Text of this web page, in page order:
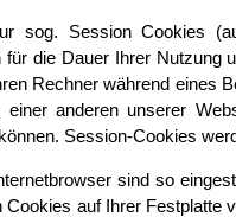
sog. Session Cookies
für die Dauer Ihrer Nutzung
Rechner während eines
einer anderen unserer
Session-Cookies
sind so
Cookies auf Ihrer Festplatte